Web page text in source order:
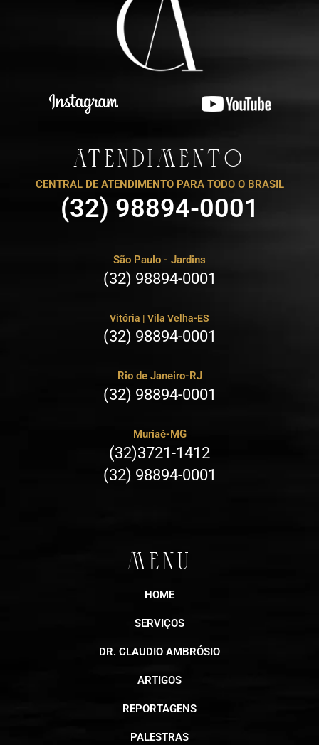
ATENDIMENTO
CENTRAL DE ATENDIMENTO PARA TODO O BRASIL
(32) 98894-0001
São Paulo - Jardins
(32) 98894-0001
Vitória | Vila Velha-ES
(32) 98894-0001
Rio de Janeiro-RJ
(32) 98894-0001
Muriaé-MG
(32)3721-1412
(32) 98894-0001
MENU
HOME
SERVIÇOS
DR. CLAUDIO AMBRÓSIO
ARTIGOS
REPORTAGENS
PALESTRAS